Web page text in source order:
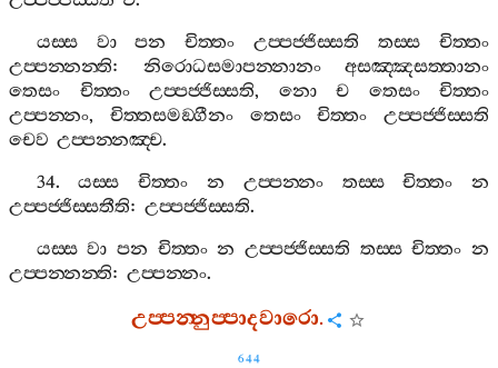
යස‍්ස
වා පන චිත‍්තං උප‍්පජ‍්ජිස‍්සති තස‍්ස
චිත‍්තං
උප‍්පන‍්නන‍්ති: නිරොධසමාපන‍්නානං
අසඤ‍්ඤසත‍්තානං
තෙසං
චිත‍්තං උප‍්පජ‍්ජිස‍්සති, නො ච තෙසං
චිත‍්තං
උප‍්පන‍්නං, චිත‍්තසමඞ‍්ගීනං තෙසං චිත‍්තං
උප‍්පජ‍්ජිස‍්සති
චෙව උප‍්පන‍්නඤ‍්ච.
34.යස‍්ස චිත‍්තං න උප‍්පන‍්නං තස‍්ස චිත‍්තං
න
උප‍්පජ‍්ජිස‍්සතීති: උප‍්පජ‍්ජිස‍්සති.
යස‍්ස වා පන චිත‍්තං න උප‍්පජ‍්ජිස‍්සති තස‍්ස චිත‍්තං න
උප‍්පන‍්නන‍්ති: උප‍්පන‍්නං.
උප‍්පන‍්නුප‍්පාදවාරො.
644